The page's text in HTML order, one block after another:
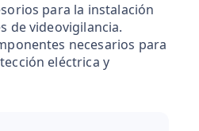
para la instalación
de videovigilancia.
necesarios para
eléctrica y